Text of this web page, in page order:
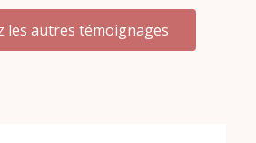
les autres témoignages